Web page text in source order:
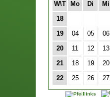
W\T Mo Di Mi
18
19 04 05 06
20 11 12 13
21 18 19 20
22 25 26 27